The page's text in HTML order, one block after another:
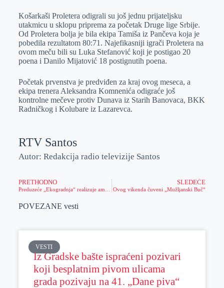
e
r
I
n
s
A
p
p
a
i
l
Košarkaši Proletera odigrali su još jednu prijateljsku
utakmicu u sklopu priprema za početak Druge lige Srbije.
Od Proletera bolja je bila ekipa Tamiša iz Pančeva koja je
pobedila rezultatom 80:71. Najefikasniji igrači Proletera na
ovom meču bili su Luka Stefanović koji je postigao 20
poena i Danilo Mijatović 18 postignutih poena.
Početak prvenstva je predviđen za kraj ovog meseca, a
ekipa trenera Aleksandra Komnenića odigraće još
kontrolne mečeve protiv Dunava iz Starih Banovaca, BKK
Radničkog i Kolubare iz Lazarevca.
RTV Santos
Autor: Redakcija radio televizije Santos
PRETHODNO SLEDEĆE
Ovog vikenda čuveni „Mužljanski Buč“
POVEZANE vesti
VESTI
Iz Gradske bašte ispraćeni pozivari
koji besplatnim pivom ulicama
grada pozivaju na 41. „Dane piva“